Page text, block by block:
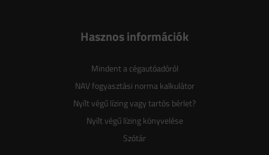
Hasznos információk
Mindent a cégautóadóról
NAV fogyasztási norma kalkulátor
Nyílt végű lízing vagy tartós bérlet?
Nyílt végű lízing könyvelése
Szótár